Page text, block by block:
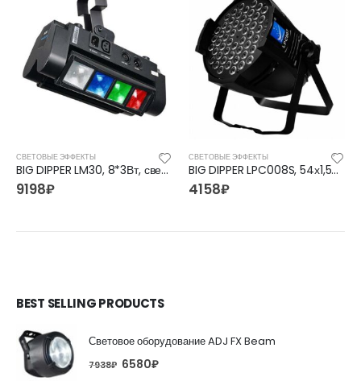
СВЕТОВЫЕ ЭФФЕКТЫ
BIG DIPPER LM30, 8*3Вт, светодиодные эффекты
9198₽
СВЕТОВЫЕ ЭФФЕКТЫ
BIG DIPPER LPC008S, 54х1,5Вт, светодиодные прожектора
4158₽
BEST SELLING PRODUCTS
Световое оборудование ADJ FX Beam
7938₽ 6580₽